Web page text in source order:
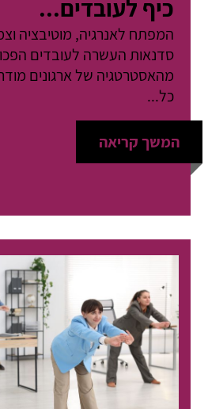
כיף לעובדים...
המפתח לאנרגיה, מוטיבציה
סדנאות העשרה לעובדים
מהאסטרטגיה של ארגונים
כל...
המשך קריאה